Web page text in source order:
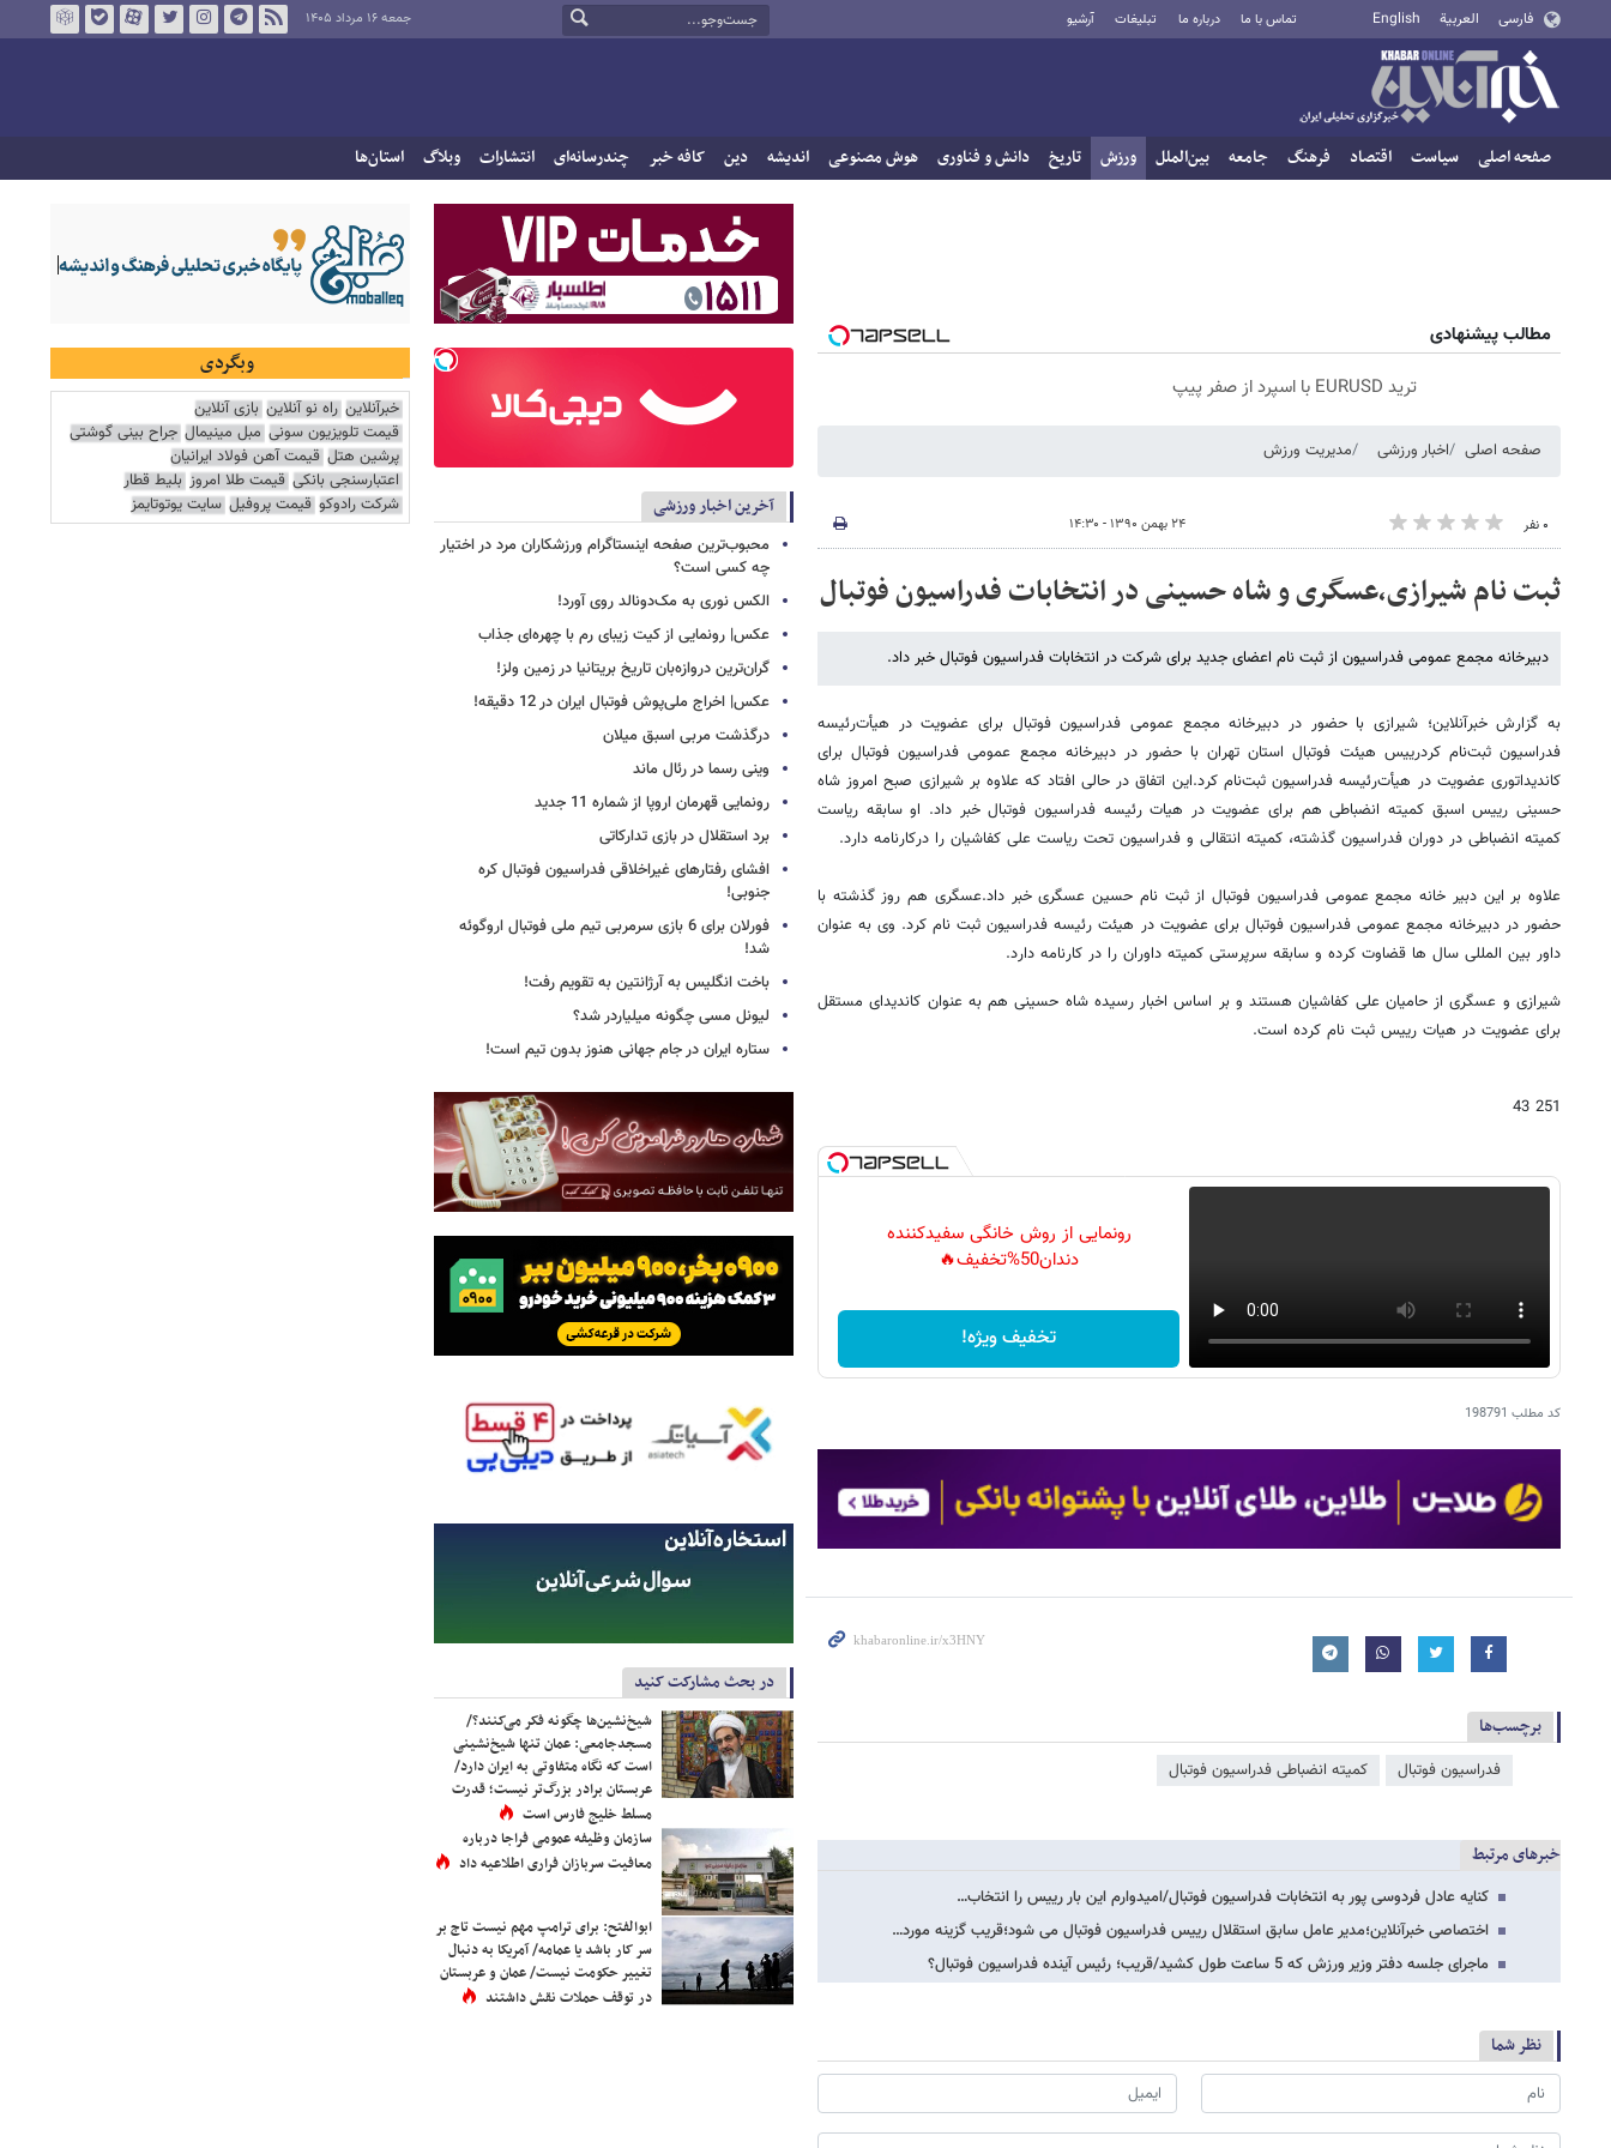
فارسی العربية English تماس با ما درباره ما تبلیغات آرشیو جمعه ۱۶ مرداد ۱۴۰۵
صفحه اصلی سیاست اقتصاد فرهنگ جامعه بین‌الملل ورزش تاریخ دانش و فناوری هوش مصنوعی اندیشه دین کافه خبر چندرسانه‌ای انتشارات وبلاگ استان‌ها
مطالب پیشنهادی
ترید EURUSD با اسپرد از صفر پیپ
صفحه اصلی اخبار ورزشی مدیریت ورزش
۰ نفر ۲۴ بهمن ۱۳۹۰ - ۱۴:۳۰
ثبت نام شیرازی،عسگری و شاه حسینی در انتخابات فدراسیون فوتبال
دبیرخانه مجمع عمومی فدراسیون از ثبت نام اعضای جدید برای شرکت در انتخابات فدراسیون فوتبال خبر داد.
به گزارش خبرآنلاین؛ شیرازی با حضور در دبیرخانه مجمع عمومی فدراسیون فوتبال برای عضویت در هیأت‌رئیسه
فدراسیون ثبت‌نام کردرییس هیئت فوتبال استان تهران با حضور در دبیرخانه مجمع عمومی فدراسیون فوتبال برای
کاندیداتوری عضویت در هیأت‌رئیسه فدراسیون ثبت‌نام کرد.این اتفاق در حالی افتاد که علاوه بر شیرازی صبح امروز شاه
حسینی رییس اسبق کمیته انضباطی هم برای عضویت در هیات رئیسه فدراسیون فوتبال خبر داد. او سابقه ریاست
کمیته انضباطی در دوران فدراسیون گذشته، کمیته انتقالی و فدراسیون تحت ریاست علی کفاشیان را درکارنامه دارد.
علاوه بر این دبیر خانه مجمع عمومی فدراسیون فوتبال از ثبت نام حسین عسگری خبر داد.عسگری هم روز گذشته با
حضور در دبیرخانه مجمع عمومی فدراسیون فوتبال برای عضویت در هیئت رئیسه فدراسیون ثبت نام کرد. وی به عنوان
داور بین المللی سال ها قضاوت کرده و سابقه سرپرستی کمیته داوران را در کارنامه دارد.
شیرازی و عسگری از حامیان علی کفاشیان هستند و بر اساس اخبار رسیده شاه حسینی هم به عنوان کاندیدای مستقل
برای عضویت در هیات رییس ثبت نام کرده است.
251 43
رونمایی از روش خانگی سفیدکننده
دندان50%تخفیف🔥
تخفیف ویژه!
کد مطلب 198791
برچسب‌ها
فدراسیون فوتبال کمیته انضباطی فدراسیون فوتبال
خبرهای مرتبط
کنایه عادل فردوسی پور به انتخابات فدراسیون فوتبال/امیدوارم این بار رییس را انتخاب…
اختصاصی خبرآنلاین؛مدیر عامل سابق استقلال رییس فدراسیون فوتبال می شود؛قریب گزینه مورد…
ماجرای جلسه‌ دفتر وزیر ورزش که 5 ساعت طول کشید/قریب؛ رئیس آینده فدراسیون فوتبال؟
نظر شما
آخرین اخبار ورزشی
محبوب‌ترین صفحه اینستاگرام ورزشکاران مرد در اختیار
چه کسی است؟
الکس نوری به مک‌دونالد روی آورد!
عکس| رونمایی از کیت زیبای رم با چهره‌ای جذاب
گران‌ترین دروازه‌بان تاریخ بریتانیا در زمین ولز!
عکس| اخراج ملی‌پوش فوتبال ایران در 12 دقیقه!
درگذشت مربی اسبق میلان
وینی رسما در رئال ماند
رونمایی قهرمان اروپا از شماره 11 جدید
برد استقلال در بازی تدارکاتی
افشای رفتارهای غیراخلاقی فدراسیون فوتبال کره
جنوبی!
فورلان برای 6 بازی سرمربی تیم ملی فوتبال اروگوئه
شد!
باخت انگلیس به آرژانتین به تقویم رفت!
لیونل مسی چگونه میلیاردر شد؟
ستاره ایران در جام جهانی هنوز بدون تیم است!
در بحث مشارکت کنید
شیخ‌نشین‌ها چگونه فکر می‌کنند؟/
مسجدجامعی: عمان تنها شیخ‌نشینی
است که نگاه متفاوتی به ایران دارد/
عربستان برادر بزرگ‌تر نیست؛ قدرت
مسلط خلیج فارس است
سازمان وظیفه عمومی فراجا درباره
معافیت سربازان فراری اطلاعیه داد
ابوالفتح: برای ترامپ مهم نیست تاج بر
سر کار باشد یا عمامه/ آمریکا به دنبال
تغییر حکومت نیست/ عمان و عربستان
در توقف حملات نقش داشتند
وبگردی
خبرآنلاین راه نو آنلاین بازی آنلاین
قیمت تلویزیون سونی مبل مینیمال جراح بینی گوشتی
پرشین هتل قیمت آهن فولاد ایرانیان
اعتبارسنجی بانکی قیمت طلا امروز بلیط قطار
شرکت رادوکو قیمت پروفیل سایت یوتوتایمز